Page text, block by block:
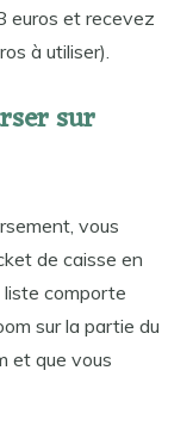
euros et recevez
à utiliser).
sur
vous
de caisse en
comporte
sur la partie du
et que vous